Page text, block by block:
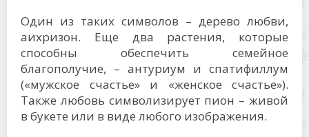
Один из таких символов – дерево любви,
аихризон. Еще два растения, которые
способны обеспечить семейное
благополучие, – антуриум и спатифиллум
(«мужское счастье» и «женское счастье»).
Также любовь символизирует пион – живой
в букете или в виде любого изображения.